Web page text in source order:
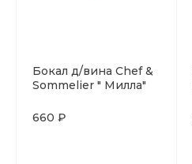
Бокал д/вина Chef &
Sommelier " Милла"
h=245 мм. .
660 ₽